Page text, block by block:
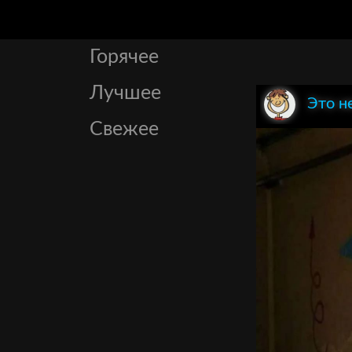
Горячее
Лучшее
Свежее
Это